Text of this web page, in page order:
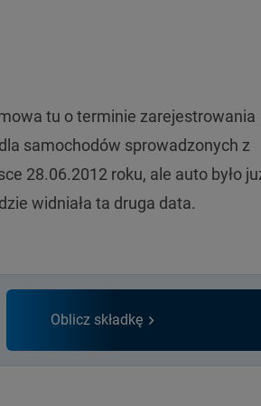
tu o terminie zarejestrowania
samochodów sprowadzonych z
28.06.2012 roku, ale auto było
widniała ta druga data.
Oblicz składkę